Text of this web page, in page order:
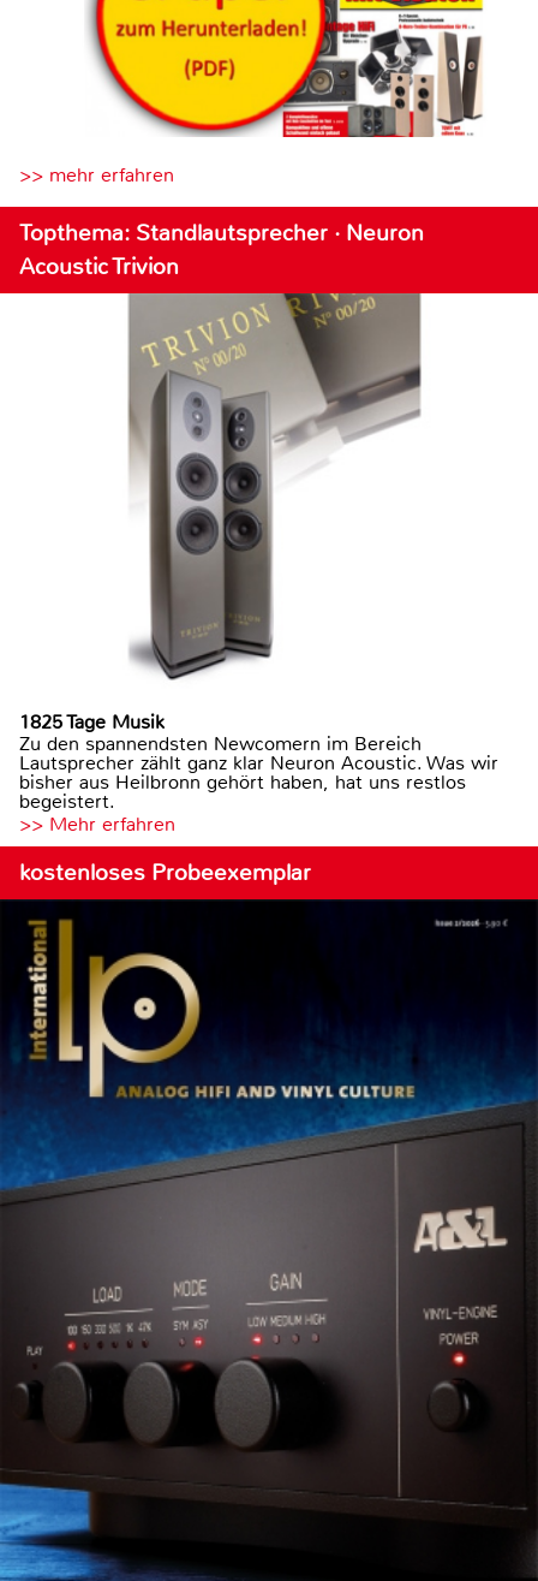
>> mehr erfahren
Topthema: Standlautsprecher · Neuron
Acoustic Trivion
1825 Tage Musik
Zu den spannendsten Newcomern im Bereich
Lautsprecher zählt ganz klar Neuron Acoustic. Was wir
bisher aus Heilbronn gehört haben, hat uns restlos
begeistert.
>> Mehr erfahren
kostenloses Probeexemplar